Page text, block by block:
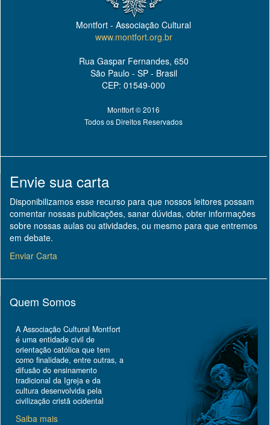
Montfort - Associação Cultural
www.montfort.org.br
Rua Gaspar Fernandes, 650
São Paulo - SP - Brasil
CEP: 01549-000
Montfort © 2016
Todos os Direitos Reservados
Envie sua carta
Disponibilizamos esse recurso para que nossos leitores possam
comentar nossas publicações, sanar dúvidas, obter informações
sobre nossas aulas ou atividades, ou mesmo para que entremos
em debate.
Enviar Carta
Quem Somos
A Associação Cultural Montfort
é uma entidade civil de
orientação católica que tem
como finalidade, entre outras, a
difusão do ensinamento
tradicional da Igreja e da
cultura desenvolvida pela
civilização cristã ocidental
Saiba mais